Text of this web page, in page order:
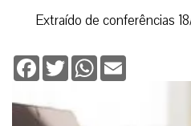
Extraído de conferências
Facebook
TwitterWhatsApp